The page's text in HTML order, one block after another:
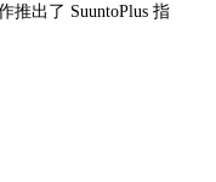
推出了 SuuntoPlus 指